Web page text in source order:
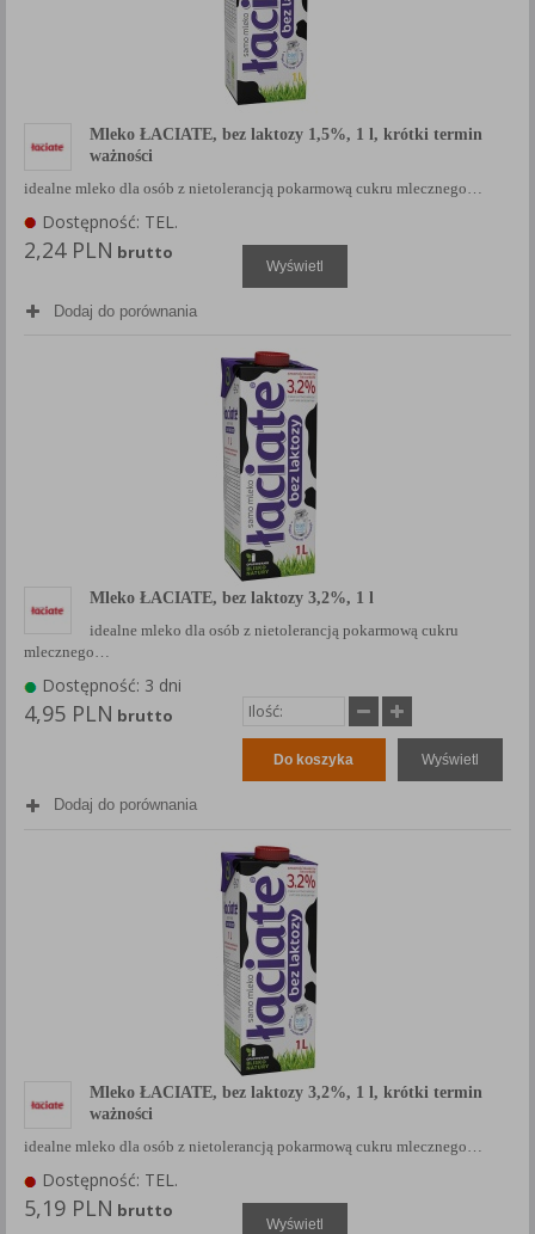
Mleko ŁACIATE, bez laktozy 1,5%, 1 l, krótki termin
ważności
idealne mleko dla osób z nietolerancją pokarmową cukru mlecznego…
Dostępność: TEL.
2,24 PLN brutto
Wyświetl
Dodaj do porównania
Mleko ŁACIATE, bez laktozy 3,2%, 1 l
idealne mleko dla osób z nietolerancją pokarmową cukru
mlecznego…
Dostępność: 3 dni
4,95 PLN brutto
Do koszyka Wyświetl
Dodaj do porównania
Mleko ŁACIATE, bez laktozy 3,2%, 1 l, krótki termin
ważności
idealne mleko dla osób z nietolerancją pokarmową cukru mlecznego…
Dostępność: TEL.
5,19 PLN brutto
Wyświetl